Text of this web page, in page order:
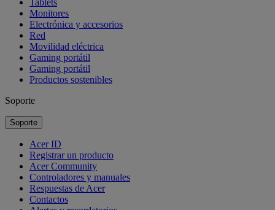
Tablets
Monitores
Electrónica y accesorios
Red
Movilidad eléctrica
Gaming portátil
Gaming portátil
Productos sostenibles
Soporte
Soporte
Acer ID
Registrar un producto
Acer Community
Controladores y manuales
Respuestas de Acer
Contactos